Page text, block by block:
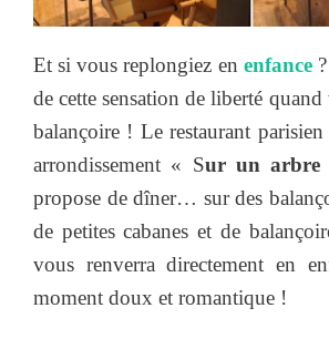
Et si vous replongiez en enfance?
de cette sensation de liberté
balançoire ! Le restaurant
arrondissement « Sur un arbre
propose de dîner… sur des
de petites cabanes et de
vous renverra directement en
moment doux et romantique !